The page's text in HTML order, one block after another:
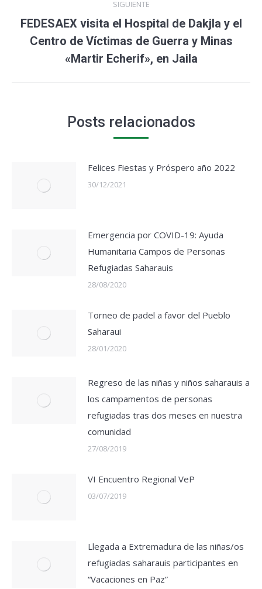
SIGUIENTE
FEDESAEX visita el Hospital de Dakjla y el
Centro de Víctimas de Guerra y Minas
«Martir Echerif», en Jaila
Posts relacionados
Felices Fiestas y Próspero año 2022
30/12/2021
Emergencia por COVID-19: Ayuda
Humanitaria Campos de Personas
Refugiadas Saharauis
28/08/2020
Torneo de padel a favor del Pueblo
Saharaui
28/01/2020
Regreso de las niñas y niños saharauis a
los campamentos de personas
refugiadas tras dos meses en nuestra
comunidad
27/08/2019
VI Encuentro Regional VeP
03/07/2019
Llegada a Extremadura de las niñas/os
refugiadas saharauis participantes en
“Vacaciones en Paz”